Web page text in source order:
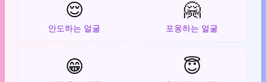
😌
안도하는 얼굴
🤗
포옹하는 얼굴
😁 😇